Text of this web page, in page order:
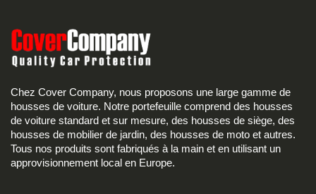
Chez Cover Company, nous proposons une large gamme de
housses de voiture. Notre portefeuille comprend des housses
de voiture standard et sur mesure, des housses de siège, des
housses de mobilier de jardin, des housses de moto et autres.
Tous nos produits sont fabriqués à la main et en utilisant un
approvisionnement local en Europe.